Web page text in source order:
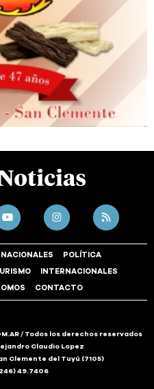
NACIONALES POLÍTICA
INTERNACIONALES
CONTACTO
/ Todos los derechos reservados
Claudio Lopez
Clemente del Tuyú (7105)
49.7406